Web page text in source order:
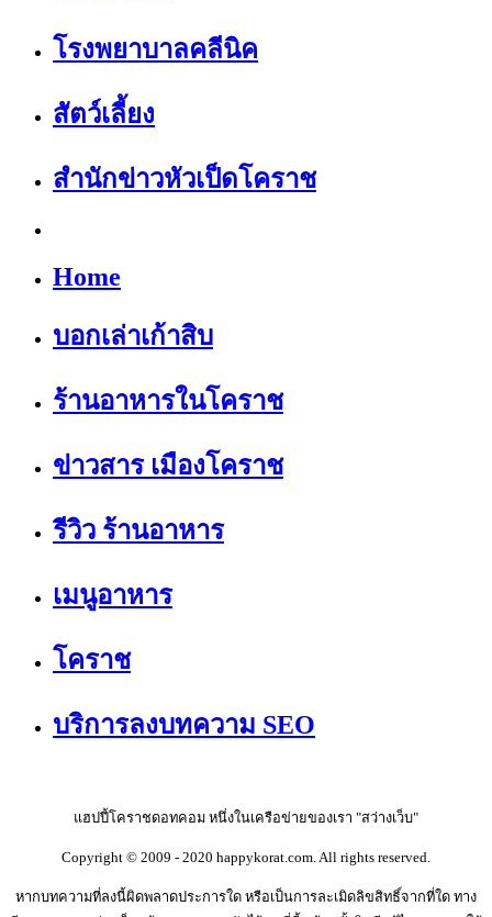
โรงพยาบาลคลีนิค
สัตว์เลี้ยง
สำนักข่าวหัวเป็ดโคราช
Home
บอกเล่าเก้าสิบ
ร้านอาหารในโคราช
ข่าวสาร เมืองโคราช
รีวิว ร้านอาหาร
เมนูอาหาร
โคราช
บริการลงบทความ SEO
แฮปปี้โคราชดอทคอม หนึ่งในเครือข่ายของเรา "สว่างเว็บ"
Copyright © 2009 - 2020 happykorat.com. All rights reserved.
หากบทความที่ลงนี้ผิดพลาดประการใด หรือเป็นการละเมิดลิขสิทธิ์จากที่ใด ทาง